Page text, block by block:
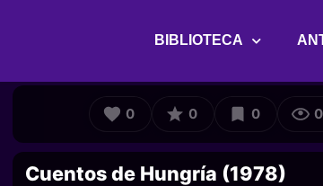
BIBLIOTECA
0 0 0 0
Cuentos de Hungría (1978)